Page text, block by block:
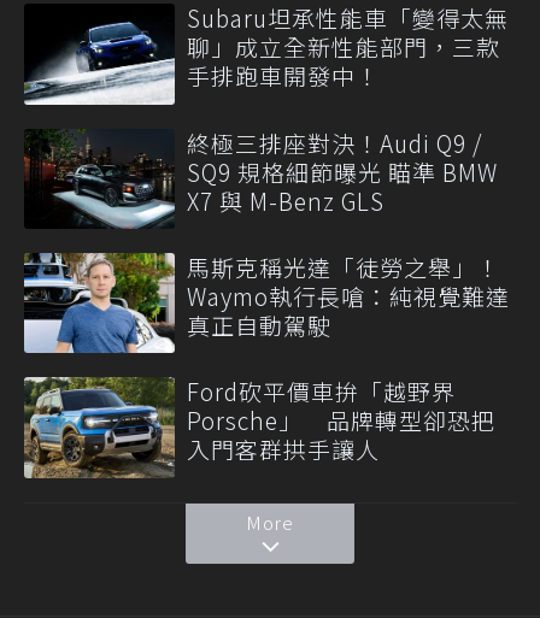
Subaru坦承性能車「變得太無
聊」成立全新性能部門，三款
手排跑車開發中！
終極三排座對決！Audi Q9 /
SQ9 規格細節曝光 瞄準 BMW
X7 與 M-Benz GLS
馬斯克稱光達「徒勞之舉」！
Waymo執行長嗆：純視覺難達
真正自動駕駛
Ford砍平價車拚「越野界
Porsche」 品牌轉型卻恐把
入門客群拱手讓人
More